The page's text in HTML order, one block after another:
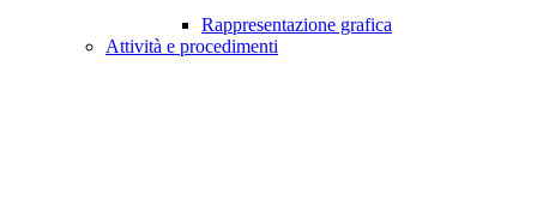
Rappresentazione grafica
Attività e procedimenti